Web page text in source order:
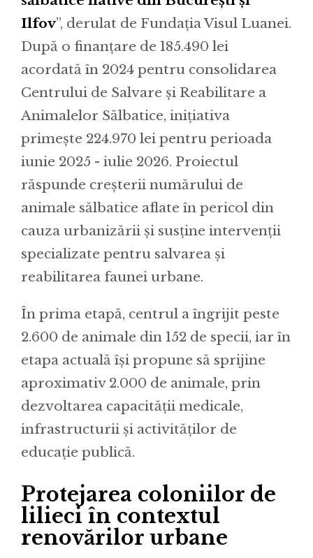
Ilfov”, derulat de Fundația Visul Luanei.
După o finanțare de 185.490 lei
acordată în 2024 pentru consolidarea
Centrului de Salvare și Reabilitare a
Animalelor Sălbatice, inițiativa
primește 224.970 lei pentru perioada
iunie 2025 - iulie 2026. Proiectul
răspunde creșterii numărului de
animale sălbatice aflate în pericol din
cauza urbanizării și susține intervenții
specializate pentru salvarea și
reabilitarea faunei urbane.
În prima etapă, centrul a îngrijit peste
2.600 de animale din 152 de specii, iar în
etapa actuală își propune să sprijine
aproximativ 2.000 de animale, prin
dezvoltarea capacității medicale,
infrastructurii și activităților de
educație publică.
Protejarea coloniilor de
lilieci în contextul
renovărilor urbane